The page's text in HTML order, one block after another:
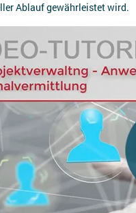
Ablauf gewährleistet wird.